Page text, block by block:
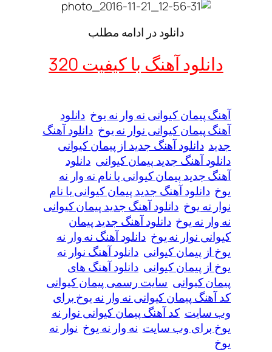
دانلود در ادامه مطلب
دانلود آهنگ با کیفیت 320
آهنگ پیمان کیوانی نه وار نه یوخ دانلود
آهنگ پیمان کیوانی نوار نه یوخ دانلود آهنگ
جدید دانلود آهنگ جدید از پیمان کیوانی
دانلود آهنگ جدید پیمان کیوانی دانلود
آهنگ جدید پیمان کیوانی با نام نه وار نه
یوخ دانلود آهنگ جدید پیمان کیوانی با نام
نوار نه یوخ دانلود آهنگ جدید پیمان کیوانی
نه وار نه یوخ دانلود آهنگ جدید پیمان
کیوانی نوار نه یوخ دانلود آهنگ نه وار نه
یوخ از پیمان کیوانی دانلود آهنگ نوار نه
یوخ از پیمان کیوانی دانلود آهنگ های
پیمان کیوانی سایت رسمی پیمان کیوانی
کد آهنگ پیمان کیوانی نه وار نه یوخ برای
وب سایت کد آهنگ پیمان کیوانی نوار نه
یوخ برای وب سایت نه وار نه یوخ نوار نه
یوخ